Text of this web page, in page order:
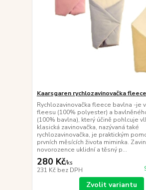
Kaarsgaren rychlozavinovačka
Rychlozavinovačka fleece bavlna -je
fleesu (100% polyester) a
(100% bavlna), který účině pohlcuje
klasická zavinovačka, nazývaná také
rychlozavinovačka, je praktickým
prvních měsících života miminka.
novorozence uklidní a těsný p...
280 Kč/ks
231 Kč bez DPH
Zvolit variantu